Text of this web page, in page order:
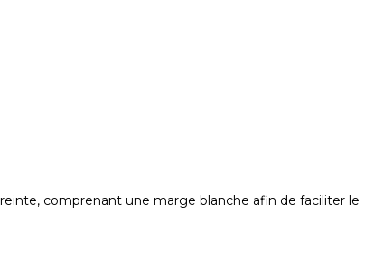
comprenant une marge blanche afin de faciliter le